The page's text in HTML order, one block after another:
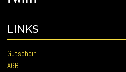
LINKS
Gutschein
AGB